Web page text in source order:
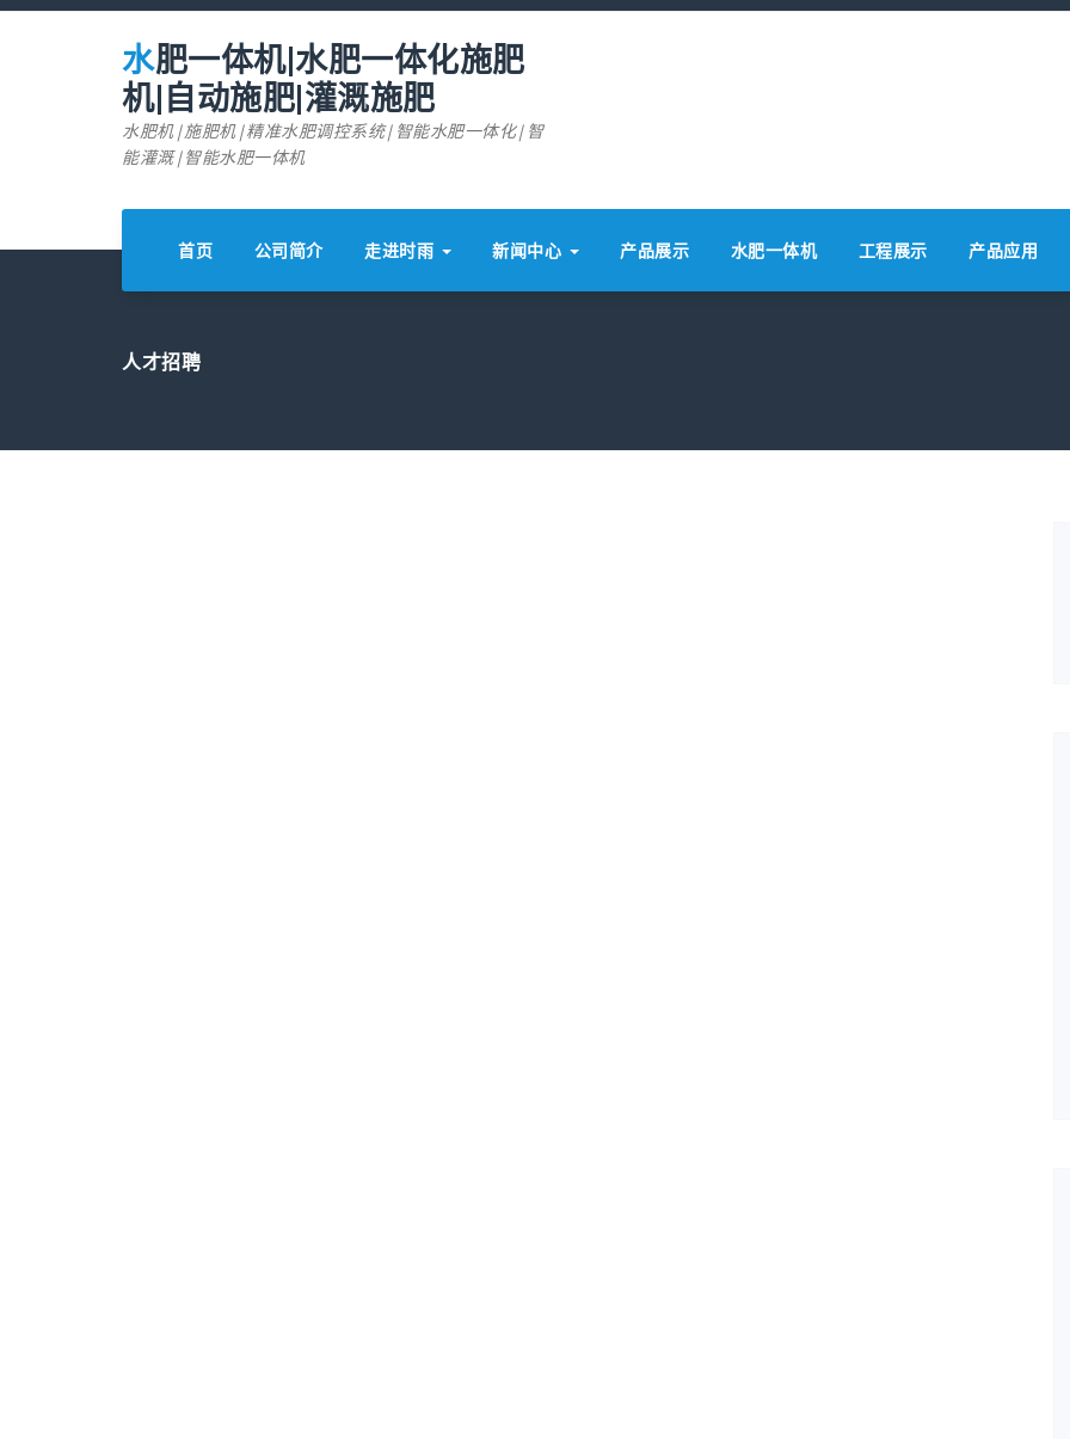
跳
水肥一体机|水肥一体化施肥
机|自动施肥|灌溉施肥
水肥机|施肥机|精准水肥调控系统|智能水肥一体化|智
能灌溉|智能水肥一体机
首页 公司简介 走进时雨 新闻中心 产品展示 水肥一体机 工程展示 产品应用
人才招聘